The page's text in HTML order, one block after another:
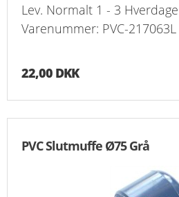
Lev. Normalt 1 - 3 Hverdage
Varenummer: PVC-217063L
22,00 DKK
PVC Slutmuffe Ø75 Grå